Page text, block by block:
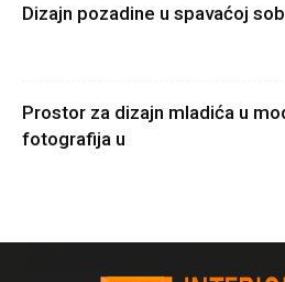
Dizajn pozadine u spavaćoj
Prostor za dizajn mladića u
fotografija u